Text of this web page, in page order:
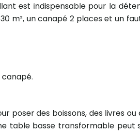
est indispensable pour la
m², un canapé 2 places et un
poser des boissons, des livres
table basse transformable